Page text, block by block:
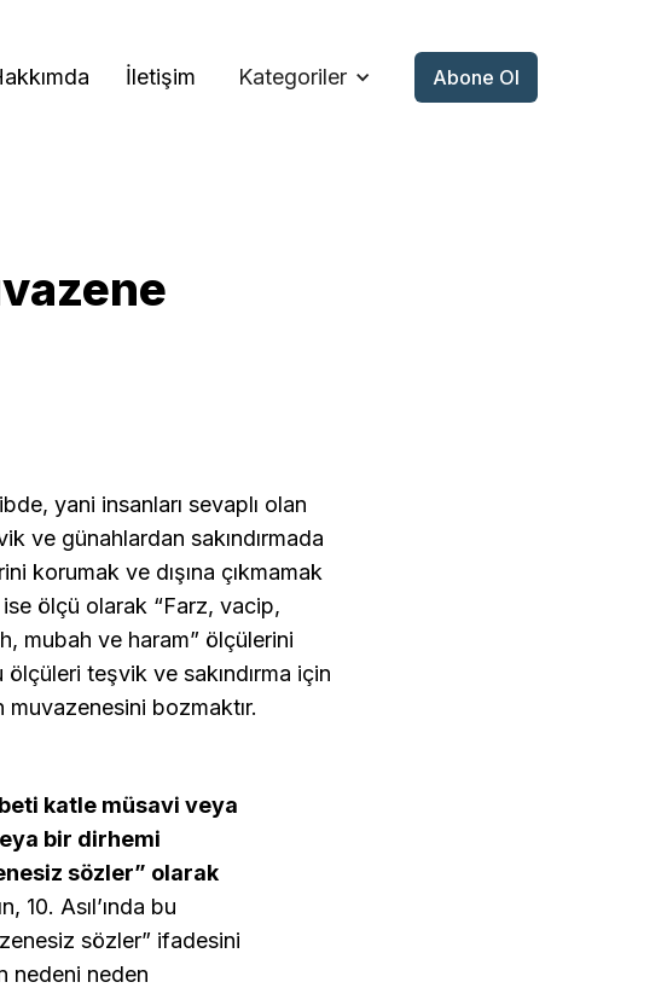
İletişim Kategoriler Abone Ol
yani insanları sevaplı olan
ve günahlardan sakındırmada
korumak ve dışına çıkmamak
ölçü olarak “Farz, vacip,
mubah ve haram” ölçülerini
teşvik ve sakındırma için
muvazenesini bozmaktır.
katle müsavi veya
bir dirhemi
sözler” olarak
10. Asıl’ında bu
sözler” ifadesini
nedeni neden